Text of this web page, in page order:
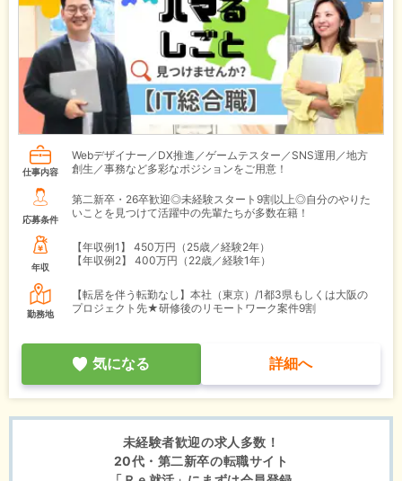
仕事内容
Webデザイナー／DX推進／ゲームテスター／SNS運用／地方
創生／事務など多彩なポジションをご用意！
応募条件
第二新卒・26卒歓迎◎未経験スタート9割以上◎自分のやりた
いことを見つけて活躍中の先輩たちが多数在籍！
年収
【年収例1】
450万円（25歳／経験2年）
【年収例2】
400万円（22歳／経験1年）
勤務地
【転居を伴う転勤なし】本社（東京）/1都3県もしくは大阪の
プロジェクト先★研修後のリモートワーク案件9割
気になる 詳細へ
未経験者歓迎の求人多数！
20代・第二新卒の転職サイト